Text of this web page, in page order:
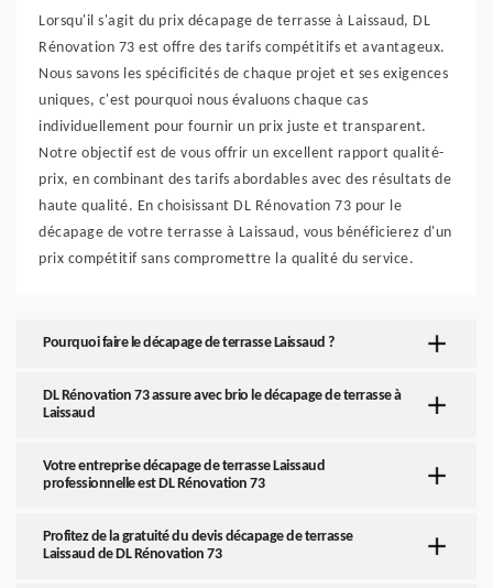
Lorsqu'il s'agit du prix décapage de terrasse à Laissaud, DL
Rénovation 73 est offre des tarifs compétitifs et avantageux.
Nous savons les spécificités de chaque projet et ses exigences
uniques, c'est pourquoi nous évaluons chaque cas
individuellement pour fournir un prix juste et transparent.
Notre objectif est de vous offrir un excellent rapport qualité-
prix, en combinant des tarifs abordables avec des résultats de
haute qualité. En choisissant DL Rénovation 73 pour le
décapage de votre terrasse à Laissaud, vous bénéficierez d'un
prix compétitif sans compromettre la qualité du service.
Pourquoi faire le décapage de terrasse Laissaud ?
DL Rénovation 73 assure avec brio le décapage de terrasse à
Laissaud
Votre entreprise décapage de terrasse Laissaud
professionnelle est DL Rénovation 73
Profitez de la gratuité du devis décapage de terrasse
Laissaud de DL Rénovation 73